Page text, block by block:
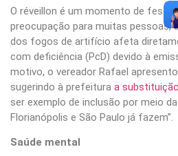
O réveillon é um momento de
preocupação para muitas pessoas,
dos fogos de artifício afeta
com deficiência (PcD) devido à
motivo, o vereador Rafael
sugerindo à prefeitura a
ser exemplo de inclusão por meio
Florianópolis e São Paulo já fazem”.
Saúde mental